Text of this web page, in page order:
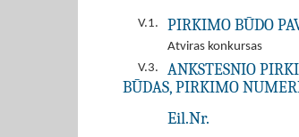
V.1. PIRKIMO BŪDO
Atviras konkursas
V.3.
ANKSTESNIO
BŪDAS, PIRKIMO
Eil.Nr.